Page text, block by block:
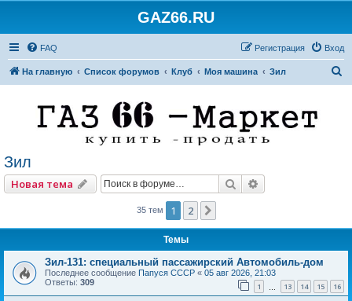
GAZ66.RU
FAQ Вход
Регистрация
На главную Список форумов Клуб Моя машина Зил
Зил
Новая тема Поиск
35 тем 1 2
Темы
Зил-131: специальный пассажирский Автомобиль-дом
Последнее сообщение Папуся СССР « 05 авг 2026, 21:03
Ответы: 309 1 13 14 15 16